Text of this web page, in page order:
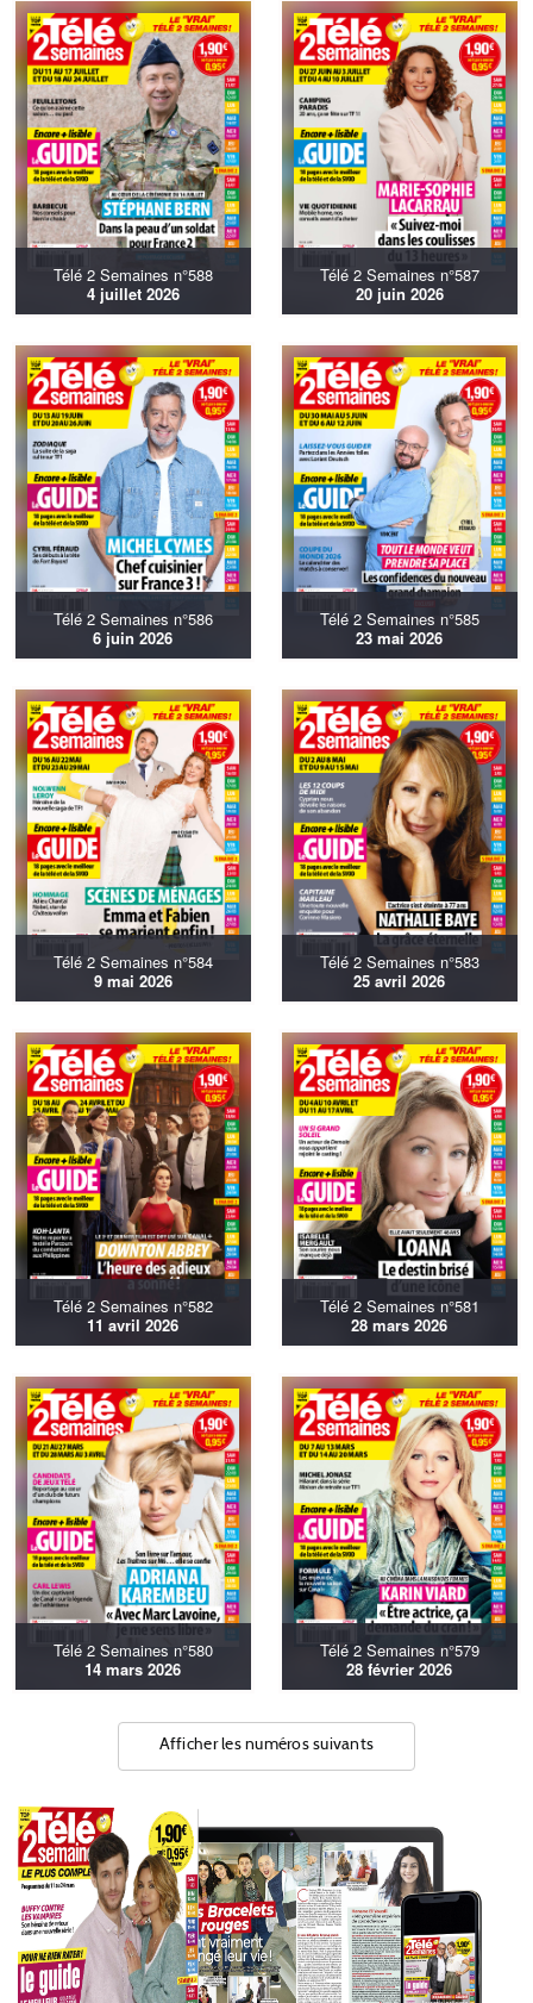
Télé 2 Semaines n°588
4 juillet 2026
Télé 2 Semaines n°587
20 juin 2026
Télé 2 Semaines n°586
6 juin 2026
Télé 2 Semaines n°585
23 mai 2026
Télé 2 Semaines n°584
9 mai 2026
Télé 2 Semaines n°583
25 avril 2026
Télé 2 Semaines n°582
11 avril 2026
Télé 2 Semaines n°581
28 mars 2026
Télé 2 Semaines n°580
14 mars 2026
Télé 2 Semaines n°579
28 février 2026
Afficher les numéros suivants